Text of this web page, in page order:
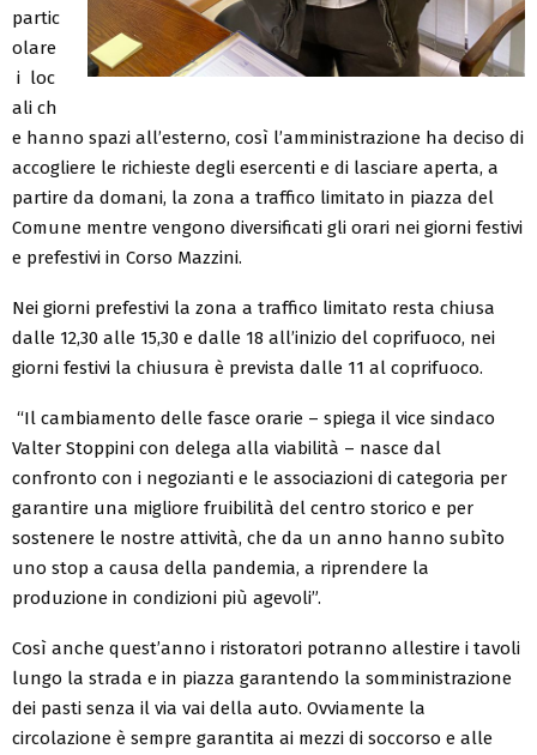
partic
olare
i loc
ali ch
e hanno spazi all’esterno, così l’amministrazione ha deciso di
accogliere le richieste degli esercenti e di lasciare aperta, a
partire da domani, la zona a traffico limitato in piazza del
Comune mentre vengono diversificati gli orari nei giorni festivi
e prefestivi in Corso Mazzini.
Nei giorni prefestivi la zona a traffico limitato resta chiusa
dalle 12,30 alle 15,30 e dalle 18 all’inizio del coprifuoco, nei
giorni festivi la chiusura è prevista dalle 11 al coprifuoco.
“Il cambiamento delle fasce orarie – spiega il vice sindaco
Valter Stoppini con delega alla viabilità – nasce dal
confronto con i negozianti e le associazioni di categoria per
garantire una migliore fruibilità del centro storico e per
sostenere le nostre attività, che da un anno hanno subìto
uno stop a causa della pandemia, a riprendere la
produzione in condizioni più agevoli”.
Così anche quest’anno i ristoratori potranno allestire i tavoli
lungo la strada e in piazza garantendo la somministrazione
dei pasti senza il via vai della auto. Ovviamente la
circolazione è sempre garantita ai mezzi di soccorso e alle